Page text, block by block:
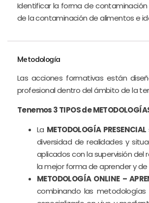
Identificar la forma de
de la contaminación de alimentos e
Metodología
Las acciones formativas están
profesional dentro del ámbito de la
Tenemos 3 TIPOS de
La METODOLOGÍA PRESENCIAL
diversidad de realidades y
aplicados con la supervisión
la mejor forma de aprender y
METODOLOGÍA ONLINE –
combinando las